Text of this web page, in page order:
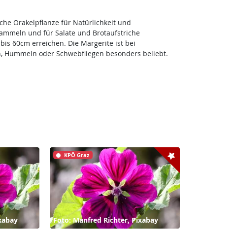
Orakelpflanze für Natürlichkeit und
und für Salate und Brotaufstriche
60cm erreichen. Die Margerite ist bei
oder Schwebfliegen besonders beliebt.
KPÖ Graz
Foto: Manfred Richter, Pixabay